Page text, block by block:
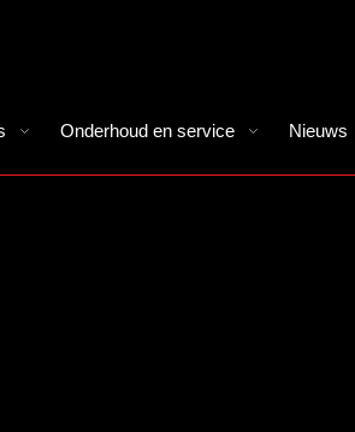
Onderhoud en service Nieuws